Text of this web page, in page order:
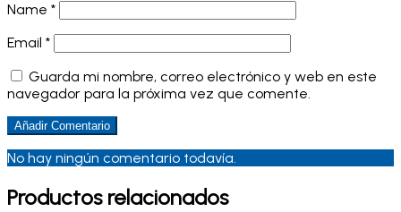
Name *
Email *
Guarda mi nombre, correo electrónico y web en este
navegador para la próxima vez que comente.
No hay ningún comentario todavía.
Productos relacionados